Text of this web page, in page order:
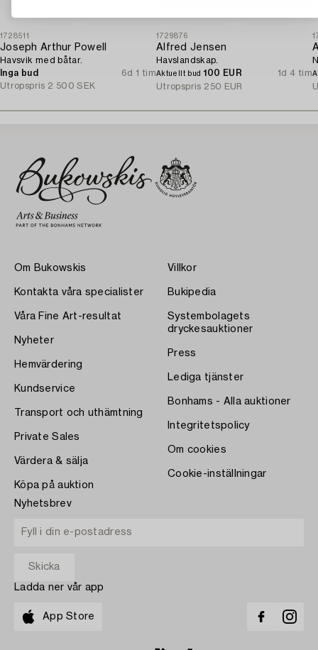
1728511
Joseph Arthur Powell
Havsvik med båtar.
Inga bud
6d 1 tim
Utropspris 2 500 SEK
1729876
Alfred Jensen
Havslandskap.
Aktuellt bud 100 EUR
1d 4 tim
Utropspris 250 EUR
Om Bukowskis
Kontakta våra specialister
Våra Fine Art-resultat
Nyheter
Hemvärdering
Kundservice
Transport och uthämtning
Private Sales
Värdera & sälja
Köpa på auktion
Villkor
Bukipedia
Systembolagets
dryckesauktioner
Press
Lediga tjänster
Bonhams - Alla auktioner
Integritetspolicy
Om cookies
Cookie-inställningar
Nyhetsbrev
Ladda ner vår app
App Store